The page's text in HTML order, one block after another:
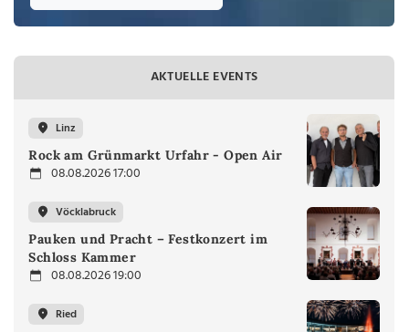
AKTUELLE EVENTS
Linz
Rock am Grünmarkt Urfahr - Open Air
08.08.2026 17:00
Vöcklabruck
Pauken und Pracht – Festkonzert im
Schloss Kammer
08.08.2026 19:00
Ried